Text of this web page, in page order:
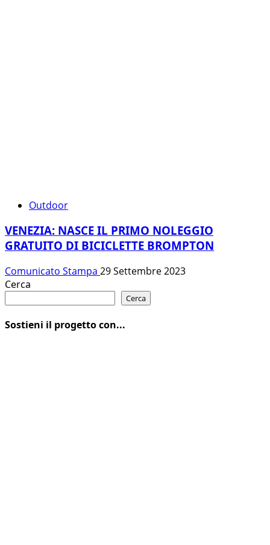
Outdoor
VENEZIA: NASCE IL PRIMO NOLEGGIO
GRATUITO DI BICICLETTE BROMPTON
Comunicato Stampa 29 Settembre 2023
Cerca
Cerca
Sostieni il progetto con...